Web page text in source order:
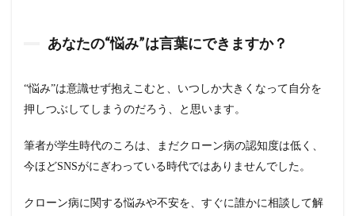
あなたの“悩み”は言葉にできますか？
“悩み”は意識せず抱えこむと、いつしか大きくなって自分を
押しつぶしてしまうのだろう、と思います。
筆者が学生時代のころは、まだクローン病の認知度は低く、
今ほどSNSがにぎわっている時代ではありませんでした。
クローン病に関する悩みや不安を、すぐに誰かに相談して解